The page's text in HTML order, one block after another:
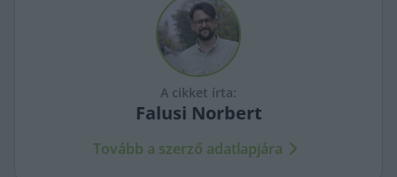
A cikket írta:
Falusi Norbert
Tovább a szerző adatlapjára